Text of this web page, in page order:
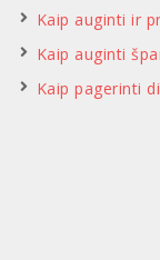
Kaip auginti ir
Kaip auginti
Kaip pagerinti